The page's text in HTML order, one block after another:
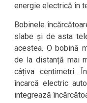
energie electrică în
Bobinele
slabe și de asta
acestea. O bobină
de la distanță mai
câțiva centimetri.
încarcă electric
integrează